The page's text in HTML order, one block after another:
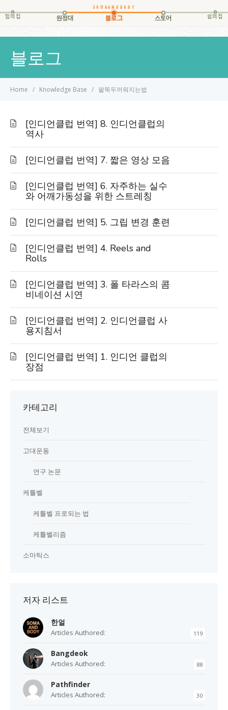
힘의집 원정대 블로그 스토어 쉼의집
블로그
Home Knowledge Base 팔뚝두꺼워지는법
[인디언클럽 번역] 8. 인디언클럽의
역사
[인디언클럽 번역] 7. 짧은 영상 모음
[인디언클럽 번역] 6. 자주하는 실수
와 어깨가동성을 위한 스트레칭
[인디언클럽 번역] 5. 그립 변경 훈련
[인디언클럽 번역] 4. Reels and
Rolls
[인디언클럽 번역] 3. 폴 타라스의 콤
비네이션 시연
[인디언클럽 번역] 2. 인디언클럽 사
용지침서
[인디언클럽 번역] 1. 인디언 클럽의
장점
카테고리
전체보기
고대운동
연구 논문
케틀벨
케틀벨 프로되는 법
케틀벨리즘
소마틱스
저자 리스트
한얼
Articles Authored: 119
Bangdeok
Articles Authored: 88
Pathfinder
Articles Authored: 30